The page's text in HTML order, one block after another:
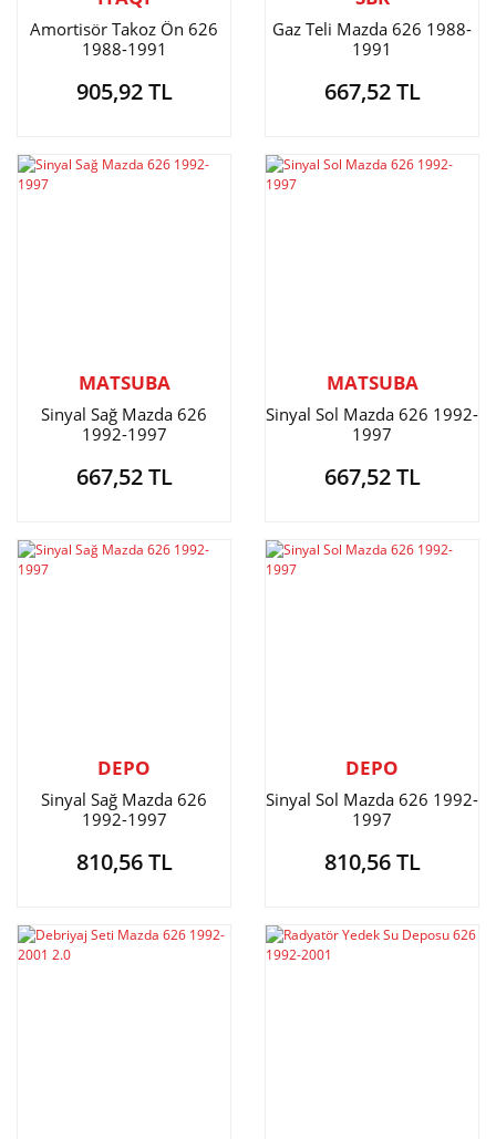
Amortisör Takoz Ön 626
1988-1991
905,92 TL
Gaz Teli Mazda 626 1988-
1991
667,52 TL
MATSUBA
Sinyal Sağ Mazda 626
1992-1997
667,52 TL
MATSUBA
Sinyal Sol Mazda 626 1992-
1997
667,52 TL
DEPO
Sinyal Sağ Mazda 626
1992-1997
810,56 TL
DEPO
Sinyal Sol Mazda 626 1992-
1997
810,56 TL